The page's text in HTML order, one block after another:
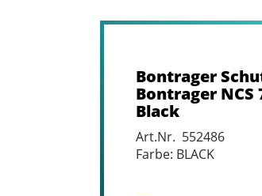
Bontrager
Bontrager NCS
Black
Art.Nr. 552486
Farbe: BLACK